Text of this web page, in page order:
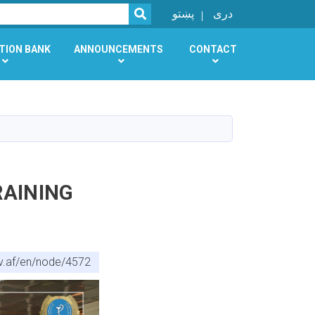
SEARCH
پښتو دری
BANK ANNOUNCEMENTS CONTACT
en/node/4572